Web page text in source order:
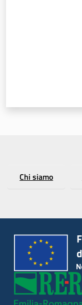
Regione
Servizi
Leggi Atti Bandi
Chi siamo